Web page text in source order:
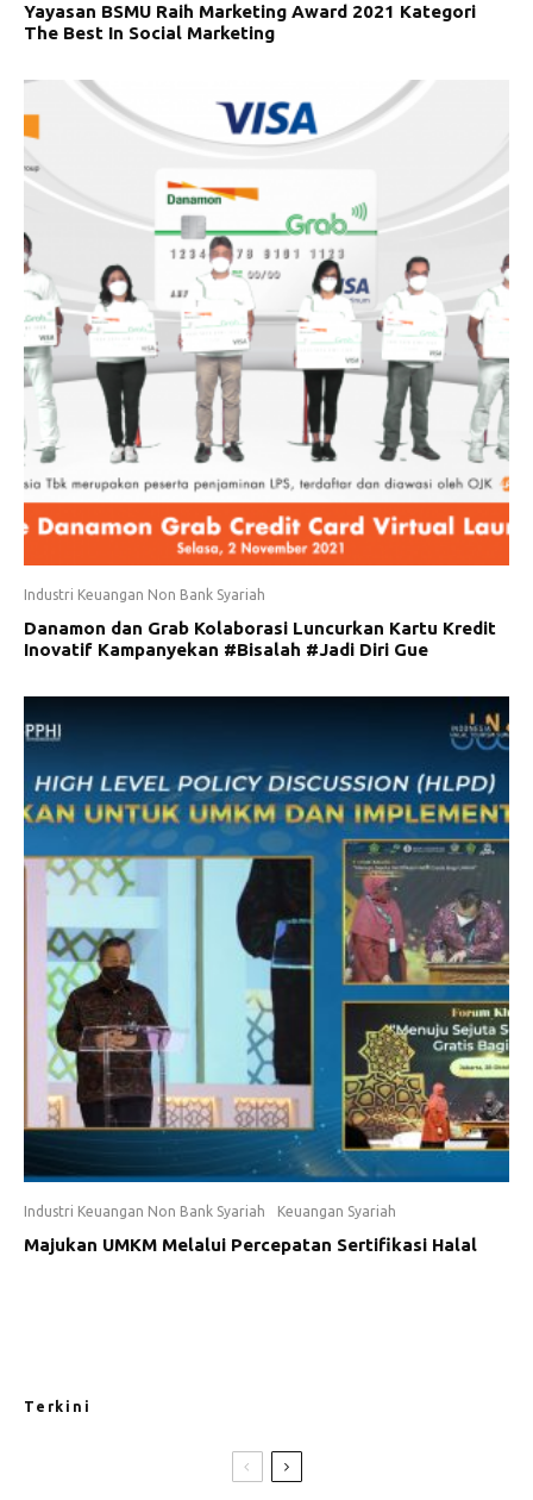
Yayasan BSMU Raih Marketing Award 2021 Kategori
The Best In Social Marketing
Industri Keuangan Non Bank Syariah
Danamon dan Grab Kolaborasi Luncurkan Kartu Kredit
Inovatif Kampanyekan #Bisalah #Jadi Diri Gue
Industri Keuangan Non Bank Syariah Keuangan Syariah
Majukan UMKM Melalui Percepatan Sertifikasi Halal
Terkini